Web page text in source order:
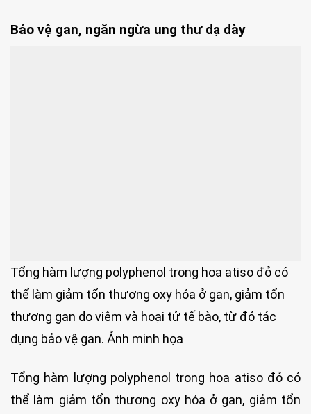
Bảo vệ gan, ngăn ngừa ung thư dạ dày
Tổng hàm lượng polyphenol trong hoa atiso đỏ có
thể làm giảm tổn thương oxy hóa ở gan, giảm tổn
thương gan do viêm và hoại tử tế bào, từ đó tác
dụng bảo vệ gan. Ảnh minh họa
Tổng hàm lượng polyphenol trong hoa atiso đỏ có
thể làm giảm tổn thương oxy hóa ở gan, giảm tổn